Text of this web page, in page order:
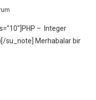
– Integer
su_note] Merhabalar bir